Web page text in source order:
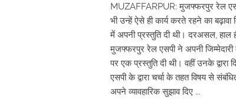
MUZAFFARPUR: मुजफ्फरपुर रेल
भी उन्हें ऐसे ही कार्य करते रहने का
में अपनी प्रस्तुति दी थी। दरअसल, हाल
मुजफ्फरपुर रेल एसपी ने अपनी जिम्मेदारी
पर एक प्रस्तुति दी थी। वहीं उनके द्वारा
एसपी के द्वारा चर्चा के तहत विषय से
अपने व्यावहारिक सुझाव दिए ...